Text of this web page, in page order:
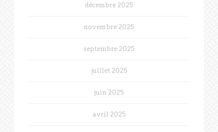
décembre 2025
novembre 2025
septembre 2025
juillet 2025
juin 2025
avril 2025